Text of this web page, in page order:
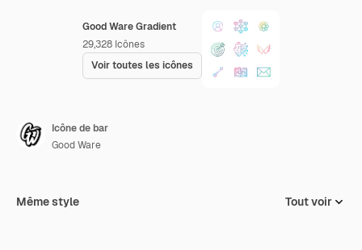
Good Ware Gradient
29,328 Icônes
Voir toutes les icônes
Icône de bar
Good Ware
Même style Tout voir